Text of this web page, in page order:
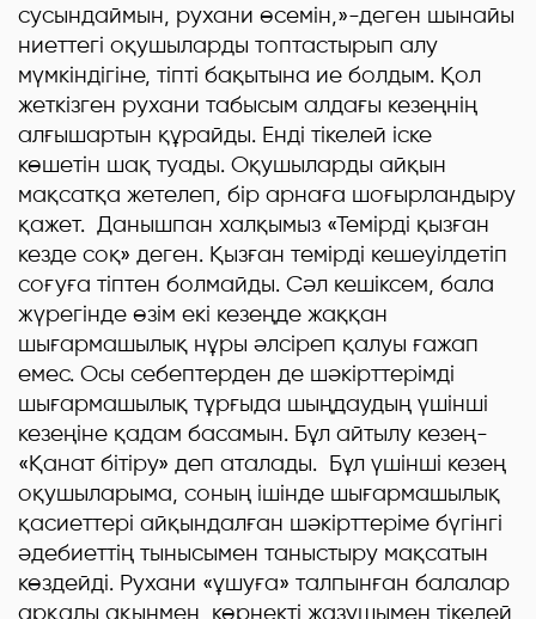
сусындаймын, рухани өсемін,»-деген шынайы
ниеттегі оқушыларды топтастырып алу
мүмкіндігіне, тіпті бақытына ие болдым. Қол
жеткізген рухани табысым алдағы кезеңнің
алғышартын құрайды. Енді тікелей іске
көшетін шақ туады. Оқушыларды айқын
мақсатқа жетелеп, бір арнаға шоғырландыру
қажет. Данышпан халқымыз «Темірді қызған
кезде соқ» деген. Қызған темірді кешеуілдетіп
соғуға тіптен болмайды. Сәл кешіксем, бала
жүрегінде өзім екі кезеңде жаққан
шығармашылық нұры әлсіреп қалуы ғажап
емес. Осы себептерден де шәкірттерімді
шығармашылық тұрғыда шыңдаудың үшінші
кезеңіне қадам басамын. Бұл айтылу кезең-
«Қанат бітіру» деп аталады. Бұл үшінші кезең
оқушыларыма, соның ішінде шығармашылық
қасиеттері айқындалған шәкірттеріме бүгінгі
әдебиеттің тынысымен таныстыру мақсатын
көздейді. Рухани «ұшуға» талпынған балалар
арқалы ақынмен, көрнекті жазушымен тікелей